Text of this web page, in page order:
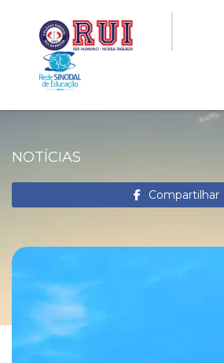
NOTÍCIAS
Compartilhar